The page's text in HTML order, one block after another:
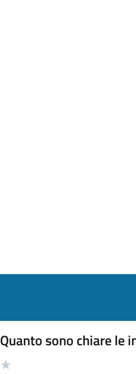
Quanto sono chiare le
Valutazione